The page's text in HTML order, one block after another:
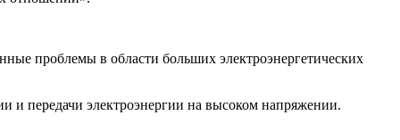
проблемы в области больших электроэнергетических
и передачи электроэнергии на высоком напряжении.